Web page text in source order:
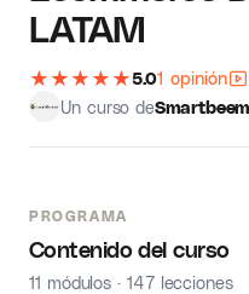
LATAM
★ ★ ★ ★ ★5.01 opinión
Un curso de
PROGRAMA
Contenido del curso
11 módulos · 147 lecciones